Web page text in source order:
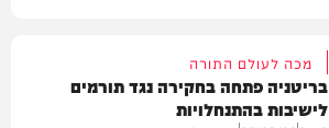
מכה לעולם התורה
בריטניה פתחה בחקירה נגד תורמים
לישיבות בהתנחלויות